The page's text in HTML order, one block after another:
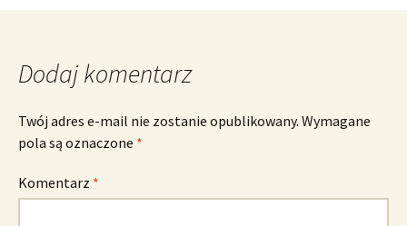
Dodaj komentarz
Twój adres e-mail nie zostanie opublikowany. Wymagane
pola są oznaczone *
Komentarz *